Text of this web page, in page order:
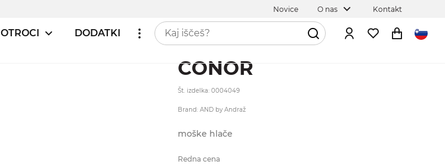
Novice O nas Kontakt
OTROCI DODATKI
CONOR
Št. izdelka: 0004049
Brand: AND by Andraž
moške hlače
Redna cena